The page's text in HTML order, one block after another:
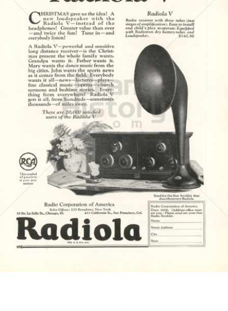
Radio Corporation of America
Bertelsmann AG - General Electric - Sony
1923